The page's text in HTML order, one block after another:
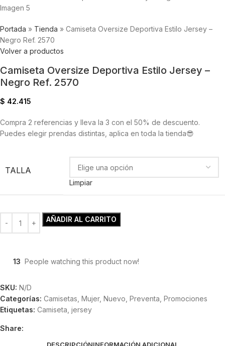
Portada » Tienda » Camiseta Oversize Deportiva Estilo Jersey –
Negro Ref. 2570
Volver a productos
Camiseta Oversize Deportiva Estilo Jersey –
Negro Ref. 2570
$ 42.415
Compra 2 referencias y lleva la 3 con el 50% de descuento.
Puedes elegir prendas distintas, aplica en toda la tienda😎
TALLA
Limpiar
AÑADIR AL CARRITO
13 People watching this product now!
SKU: N/D
Categorías: Camisetas Mujer, Nuevo Preventa Promociones
Etiquetas: Camiseta jersey
Share: